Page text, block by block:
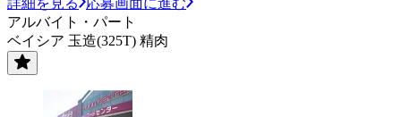
アルバイト・パート
ベイシア 玉造(325T) 精肉